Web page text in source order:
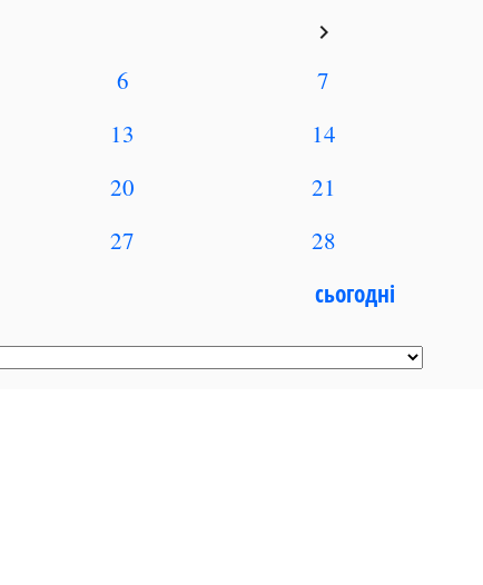
keyboard_arrow_right
6
7
13
14
20
21
27
28
сьогодні